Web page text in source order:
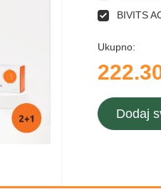
BIVITS
Ukupno:
Dodaj